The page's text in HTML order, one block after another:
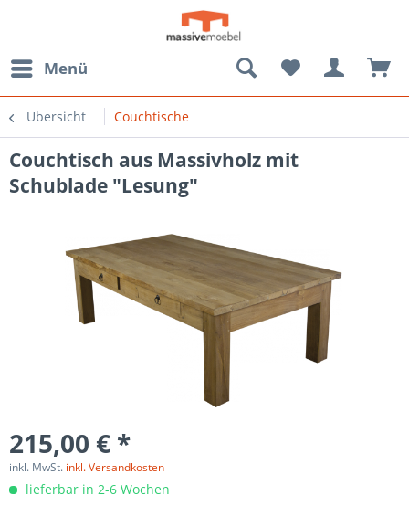
Menü
Übersicht Couchtische
Couchtisch aus Massivholz mit
Schublade "Lesung"
215,00 € *
inkl. MwSt. inkl. Versandkosten
lieferbar in 2-6 Wochen